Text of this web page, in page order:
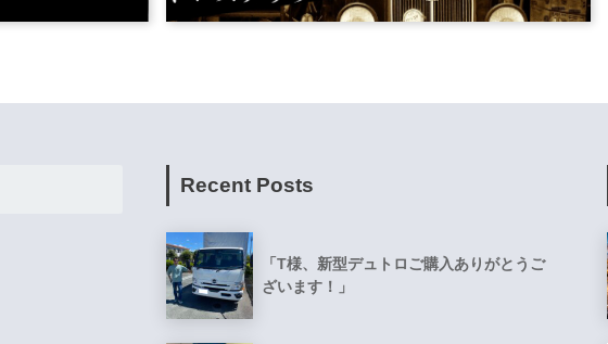
Recent Posts
「T様、新型デュトロご購入ありがとうご
ざいます！」